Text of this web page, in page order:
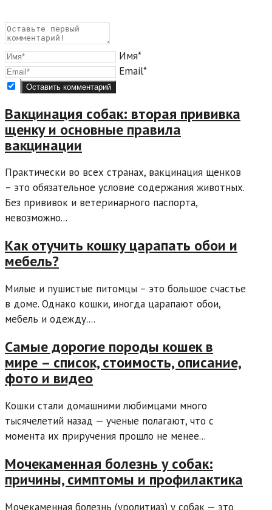
Имя*
Email*
Вакцинация собак: вторая прививка
щенку и основные правила
вакцинации
Практически во всех странах, вакцинация щенков
– это обязательное условие содержания животных.
Без прививок и ветеринарного паспорта,
невозможно...
Как отучить кошку царапать обои и
мебель?
Милые и пушистые питомцы – это большое счастье
в доме. Однако кошки, иногда царапают обои,
мебель и одежду....
Самые дорогие породы кошек в
мире – список, стоимость, описание,
фото и видео
Кошки стали домашними любимцами много
тысячелетий назад — ученые полагают, что с
момента их приручения прошло не менее...
Мочекаменная болезнь у собак:
причины, симптомы и профилактика
Мочекаменная болезнь (уролитиаз) у собак — это